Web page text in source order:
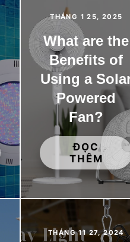
THÁNG 1 25, 2025
What are the
Benefits of
Using a
Powered
Fan?
ĐỌC
THÊM
THÁNG 11 27, 2024